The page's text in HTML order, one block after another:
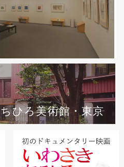
ちひろ美術館・東京